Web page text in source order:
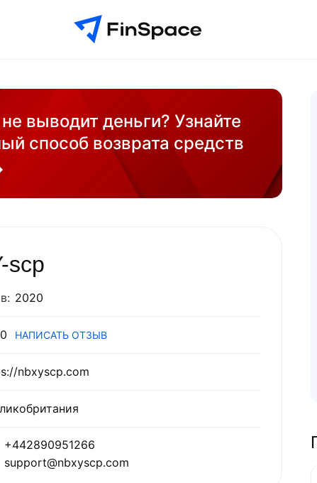
выводит деньги? Узнайте
способ возврата средств
scp
2020
0 НАПИСАТЬ ОТЗЫВ
nbxyscp.com
+442890951266
support@nbxyscp.com